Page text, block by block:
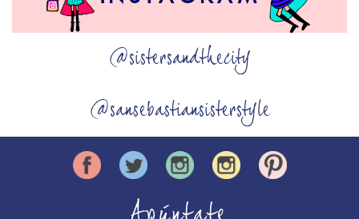
@sistersandthecity
@sansebastiansisterstyle